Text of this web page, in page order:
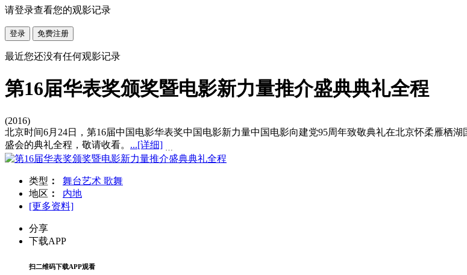
请登录查看您的观影记录
登录 免费注册
最近您还没有任何观影记录
第16届华表奖颁奖暨电影新力量推介盛典典礼全程
(2016)
北京时间6月24日，第16届中国电影华表奖中国电影新力量中国电影向建党95周年致敬典礼在北京怀柔雁栖
盛会的典礼全程，敬请收看。 ...[详细] …
类型 ： 舞台艺术 歌舞
地区 ：
内地
[更多资料]
分享
下载APP
扫二维码下载APP观看